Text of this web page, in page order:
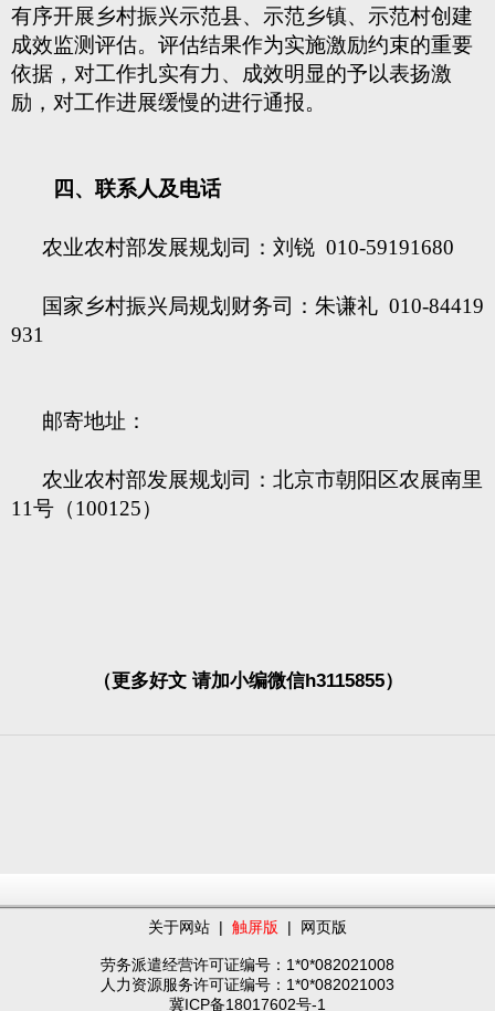
有序开展乡村振兴示范县、示范乡镇、示范村创建
成效监测评估。评估结果作为实施激励约束的重要
依据，对工作扎实有力、成效明显的予以表扬激
励，对工作进展缓慢的进行通报。
四、联系人及电话
农业农村部发展规划司：刘锐 010-59191680
国家乡村振兴局规划财务司：朱谦礼 010-84419
931
邮寄地址：
农业农村部发展规划司：北京市朝阳区农展南里
11号（100125）
（更多好文 请加小编微信h3115855）
关于网站 | 触屏版 | 网页版
劳务派遣经营许可证编号：1*0*082021008
人力资源服务许可证编号：1*0*082021003
冀ICP备18017602号-1